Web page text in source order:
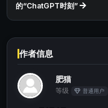
的“ChatGPT时刻”
作者信息
肥猫
等级 普通用户